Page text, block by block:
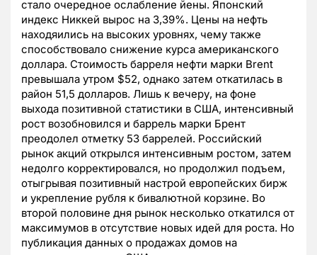
стало очередное ослабление йены. Японский
индекс Никкей вырос на 3,39%. Цены на нефть
находяились на высоких уровнях, чему также
способствовало снижение курса американского
доллара. Стоимость барреля нефти марки Brent
превышала утром $52, однако затем откатилась в
район 51,5 долларов. Лишь к вечеру, на фоне
выхода позитивной статистики в США, интенсивный
рост возобновился и баррель марки Брент
преодолел отметку 53 баррелей. Российский
рынок акций открылся интенсивным ростом, затем
недолго корректировался, но продолжил подъем,
отыгрывая позитивный настрой европейских бирж
и укрепление рубля к бивалютной корзине. Во
второй половине дня рынок несколько откатился от
максимумов в отсутствие новых идей для роста. Но
публикация данных о продажах домов на